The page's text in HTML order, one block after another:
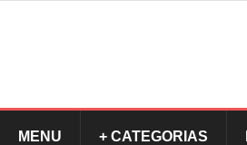
MENU + CATEGORIAS